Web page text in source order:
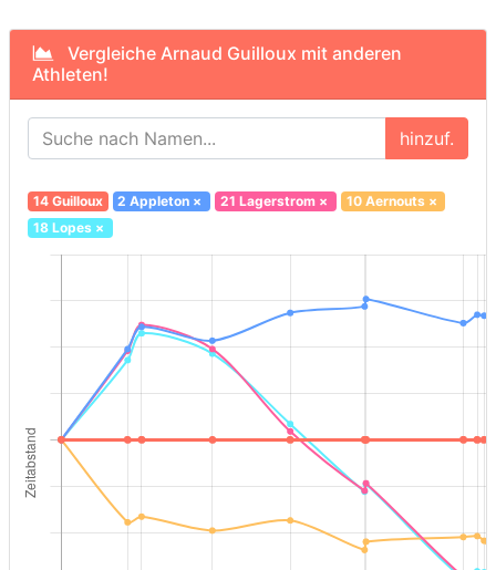
Vergleiche Arnaud Guilloux mit anderen
Athleten!
hinzuf.
14 Guilloux 2 Appleton × 21 Lagerstrom× 10 Aernouts×
18 Lopes×